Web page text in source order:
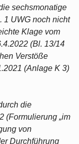
sechsmonatige
1 UWG noch nicht
Klage vom
(Bl. 13/14
Verstöße
(Anlage K 3)
die
(Formulierung „im
von
Durchführung